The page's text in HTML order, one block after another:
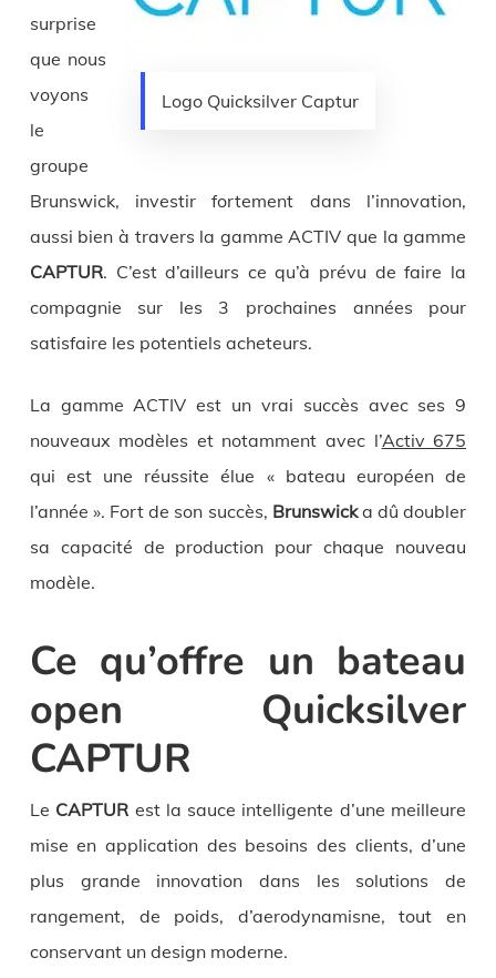
Logo Quicksilver Captur
surprise
que nous
voyons
le
groupe
Brunswick, investir fortement dans l’innovation,
aussi bien à travers la gamme ACTIV que la gamme
CAPTUR. C’est d’ailleurs ce qu’à prévu de faire la
compagnie sur les 3 prochaines années pour
satisfaire les potentiels acheteurs.
La gamme ACTIV est un vrai succès avec ses 9
nouveaux modèles et notamment avec l’Activ 675
qui est une réussite élue « bateau européen de
l’année ». Fort de son succès, Brunswicka dû doubler
sa capacité de production pour chaque nouveau
modèle.
Ce qu’offre un bateau
open Quicksilver
CAPTUR
Le CAPTUR est la sauce intelligente d’une meilleure
mise en application des besoins des clients, d’une
plus grande innovation dans les solutions de
rangement, de poids, d’aerodynamisne, tout en
conservant un design moderne.